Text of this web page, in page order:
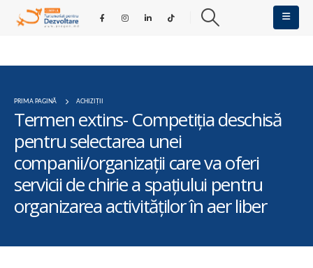
PRIMA PAGINĂ ACHIZIȚII
Termen extins- Competiţia deschisă
pentru selectarea unei
companii/organizaţii care va oferi
servicii de chirie a spațiului pentru
organizarea activităților în aer liber